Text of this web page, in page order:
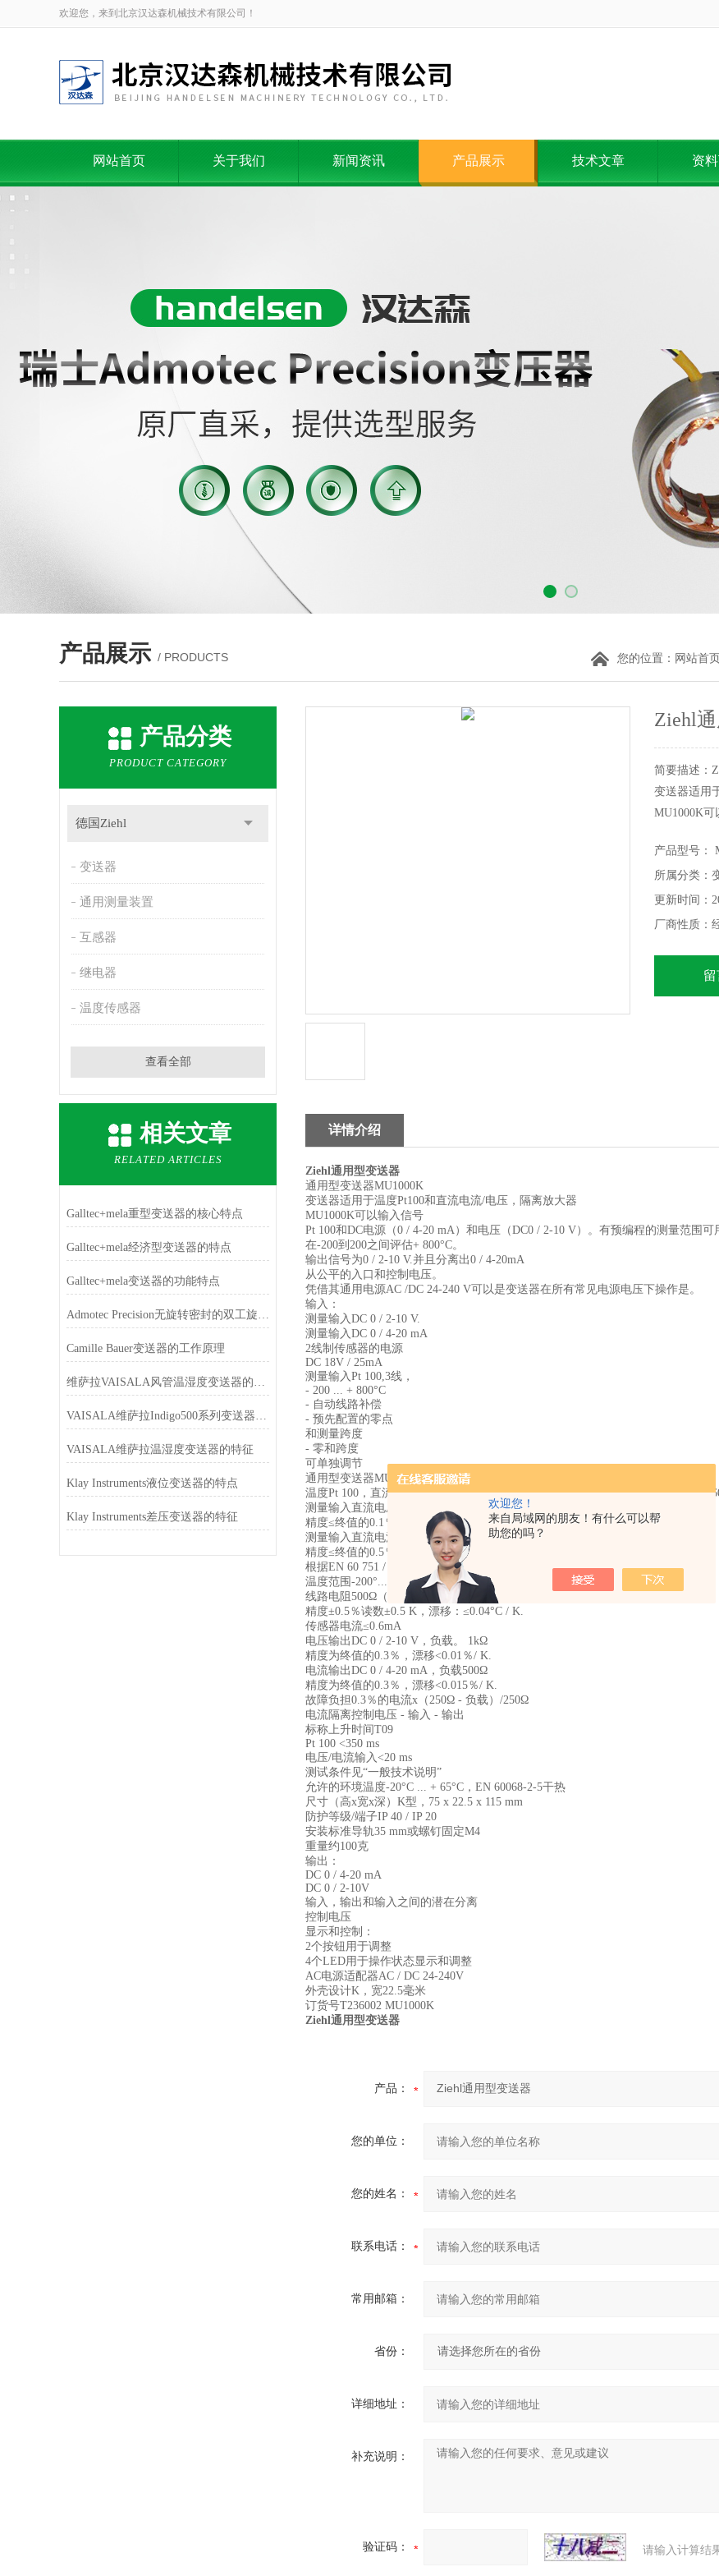
欢迎您！
来自局域网的朋友！有什么可以帮
助您的吗？
欢迎您，来到北京汉达森机械技术有限公司！
网站首页 关于我们 新闻资讯 产品展示 技术文章 资
产品展示 / PRODUCTS 您的位置： 网站首页
产品分类
PRODUCT CATEGORY
德国Ziehl
变送器
通用测量装置
互感器
继电器
温度传感器
查看全部
相关文章
RELATED ARTICLES
Galltec+mela重型变送器的核心特点
Galltec+mela经济型变送器的特点
Galltec+mela变送器的功能特点
Admotec Precision无旋转密封的双工旋转变送器和普通旋转变送器有什么区别
Camille Bauer变送器的工作原理
维萨拉VAISALA风管温湿度变送器的产品特点
VAISALA维萨拉Indigo500系列变送器的特点
VAISALA维萨拉温湿度变送器的特征
Klay Instruments液位变送器的特点
Klay Instruments差压变送器的特征
Ziehl
简要描述：
变送器适用
MU1000K可
围可用。进
200之间评估
产品型号：
所属分类：
更新时间：
厂商性质：
详情介绍
Ziehl通用型变送器
通用型变送器MU1000K
变送器适用于温度Pt100和直流电流/电压，隔离放大器
MU1000K可以输入信号
Pt 100和DC电源（0 / 4-20 mA）和电压（DC0 / 2-10 V）。有预编程的测量范围
在-200到200之间评估+ 800°C。
输出信号为0 / 2-10 V.并且分离出0 / 4-20mA
从公平的入口和控制电压。
凭借其通用电源AC /DC 24-240 V可以是变送器在所有常见电源电压下操作是。
输入：
测量输入DC 0 / 2-10 V.
测量输入DC 0 / 4-20 mA
2线制传感器的电源
DC 18V / 25mA
测量输入Pt 100,3线，
- 200 ... + 800°C
- 自动线路补偿
- 预先配置的零点
和测量跨度
- 零和跨度
可单独调节
通用型变送器MU1000K
温度Pt 100，直流电流和电压，隔离放大器控制电压Us AC / DC 24V-240 V，0/50/
测量输入直流电压DC 0 / 2-10 V，值27 V，12kΩ
精度≤终值的0.1％
测量输入直流电流0 / 4-20 mA，值100 mA，18Ω
精度≤终值的0.5％
根据EN 60 751 / IEC 60 751,3线测量输入Pt 100 Pt 100
温度范围-200°... + 800°C
线路电阻500Ω（传感器+电缆）
精度±0.5％读数±0.5 K，漂移：≤0.04°C / K.
传感器电流≤0.6mA
电压输出DC 0 / 2-10 V，负载。 1kΩ
精度为终值的0.3％，漂移<0.01％/ K.
电流输出DC 0 / 4-20 mA，负载500Ω
精度为终值的0.3％，漂移<0.015％/ K.
故障负担0.3％的电流x（250Ω - 负载）/250Ω
电流隔离控制电压 - 输入 - 输出
标称上升时间T09
Pt 100 <350 ms
电压/电流输入<20 ms
测试条件见“一般技术说明”
允许的环境温度-20°C ... + 65°C，EN 60068-2-5干热
尺寸（高x宽x深）K型，75 x 22.5 x 115 mm
防护等级/端子IP 40 / IP 20
安装标准导轨35 mm或螺钉固定M4
重量约100克
输出：
DC 0 / 4-20 mA
DC 0 / 2-10V
输入，输出和输入之间的潜在分离
控制电压
显示和控制：
2个按钮用于调整
4个LED用于操作状态显示和调整
AC电源适配器AC / DC 24-240V
外壳设计K，宽22.5毫米
订货号T236002 MU1000K
Ziehl通用型变送器
产品：
您的单位：
您的姓名：
联系电话：
常用邮箱：
省份：
详细地址：
补充说明：
验证码： 请输入计算结